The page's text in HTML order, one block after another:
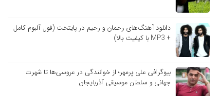
دانلود آهنگ‌های رحمان و رحیم در پایتخت (فول آلبوم کامل
+ MP3 با کیفیت بالا)
بیوگرافی علی پرمهر؛ از خوانندگی در عروسی‌ها تا شهرت
جهانی و سلطان موسیقی آذربایجان